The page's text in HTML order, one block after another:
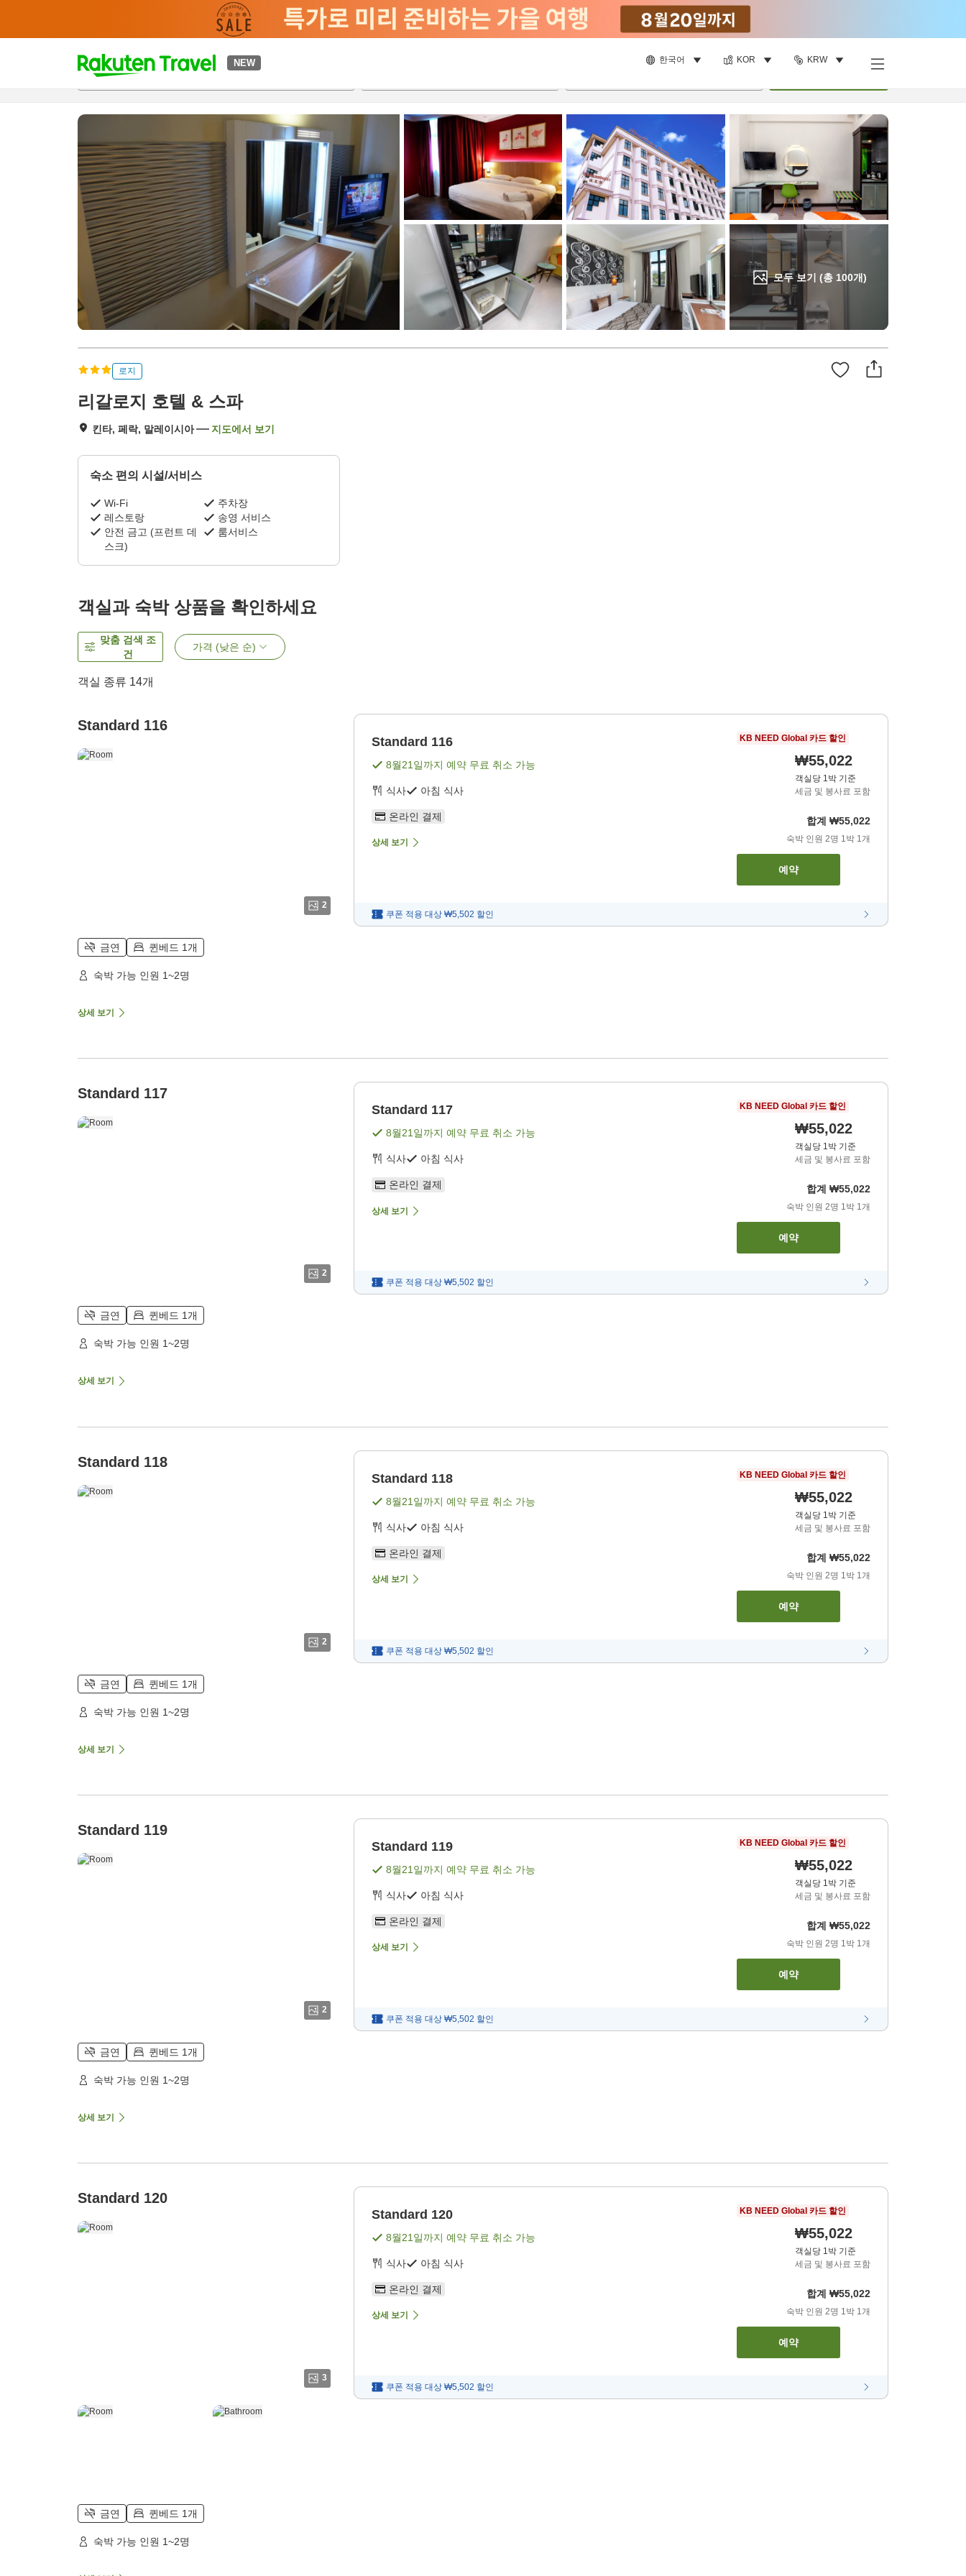
NEW 한국어 KOR KRW
t
p
a
e
_
s
e
a
모두 보기 (총 100개)
개요객실 & 숙박 상품이용 후기 편의 시설/서비스
로지
리갈로지 호텔 & 스파
킨타, 페락, 말레이시아 지도에서 보기
숙소 편의 시설/서비스
Wi-Fi
주차장
레스토랑
송영 서비스
안전 금고 (프런트 데
스크)
룸서비스
객실과 숙박 상품을 확인하세요
맞춤 검색 조
건
가격 (낮은 순)
객실 종류 14개
Standard 116
2
금연 퀸베드 1개
숙박 가능 인원 1~2명
상세 보기
Standard 116
8월21일까지 예약 무료 취소 가능
식사 아침 식사
온라인 결제
상세 보기
KB NEED Global 카드 할인
₩55,022
객실당 1박 기준
세금 및 봉사료 포함
합계 ₩55,022
숙박 인원 2명 1박 1개
예약
쿠폰 적용 대상 ₩5,502 할인
Standard 117
2
금연 퀸베드 1개
숙박 가능 인원 1~2명
상세 보기
Standard 117
8월21일까지 예약 무료 취소 가능
식사 아침 식사
온라인 결제
상세 보기
KB NEED Global 카드 할인
₩55,022
객실당 1박 기준
세금 및 봉사료 포함
합계 ₩55,022
숙박 인원 2명 1박 1개
예약
쿠폰 적용 대상 ₩5,502 할인
Standard 118
2
금연 퀸베드 1개
숙박 가능 인원 1~2명
상세 보기
Standard 118
8월21일까지 예약 무료 취소 가능
식사 아침 식사
온라인 결제
상세 보기
KB NEED Global 카드 할인
₩55,022
객실당 1박 기준
세금 및 봉사료 포함
합계 ₩55,022
숙박 인원 2명 1 박 1 개
예약
쿠폰 적용 대상 ₩5,502 할인
Standard 119
2
금연 퀸베드 1개
숙박 가능 인원 1~2명
상세 보기
Standard 119
8월21일까지 예약 무료 취소 가능
식사 아침 식사
온라인 결제
상세 보기
KB NEED Global 카드 할인
₩55,022
객실당 1박 기준
세금 및 봉사료 포함
합계 ₩55,022
숙박 인원 2명 1 박 1 개
예약
쿠폰 적용 대상 ₩5,502 할인
Standard 120
3
금연 퀸베드 1개
숙박 가능 인원 1~2명
Standard 120
8월21일까지 예약 무료 취소 가능
식사 아침 식사
온라인 결제
상세 보기
KB NEED Global 카드 할인
₩55,022
객실당 1박 기준
세금 및 봉사료 포함
합계 ₩55,022
숙박 인원 2명 1 박 1 개
예약
쿠폰 적용 대상 ₩5,502 할인